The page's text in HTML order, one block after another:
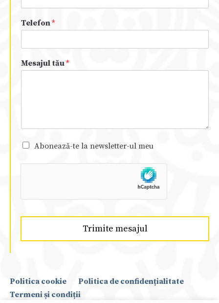
Telefon*
Mesajul tău*
Abonează-te la newsletter-ul meu
Trimite mesajul
Politica cookie
Politica de confidențialitate
Termeni și condiții